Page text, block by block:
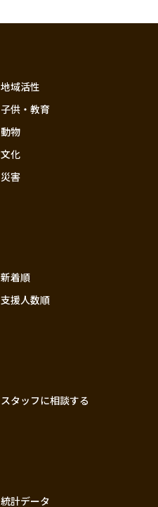
地域活性
子供・教育
動物
文化
災害
新着順
支援人数順
スタッフに相談する
統計データ